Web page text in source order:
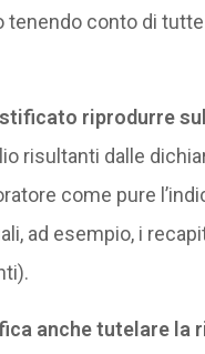
tenendo conto di
riprodurre
risultanti dalle
come pure
ad esempio, i
anche tutelare la